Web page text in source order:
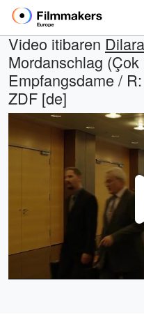
Video itibaren
Mordanschlag (Çok
Empfangsdame /
ZDF [de]